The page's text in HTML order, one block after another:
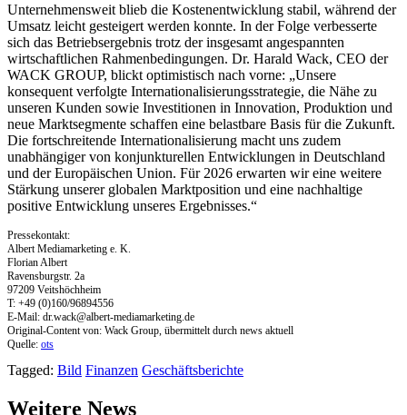
Unternehmensweit blieb die Kostenentwicklung stabil, während der
Umsatz leicht gesteigert werden konnte. In der Folge verbesserte
sich das Betriebsergebnis trotz der insgesamt angespannten
wirtschaftlichen Rahmenbedingungen. Dr. Harald Wack, CEO der
WACK GROUP, blickt optimistisch nach vorne: „Unsere
konsequent verfolgte Internationalisierungsstrategie, die Nähe zu
unseren Kunden sowie Investitionen in Innovation, Produktion und
neue Marktsegmente schaffen eine belastbare Basis für die Zukunft.
Die fortschreitende Internationalisierung macht uns zudem
unabhängiger von konjunkturellen Entwicklungen in Deutschland
und der Europäischen Union. Für 2026 erwarten wir eine weitere
Stärkung unserer globalen Marktposition und eine nachhaltige
positive Entwicklung unseres Ergebnisses.“
Pressekontakt:
Albert Mediamarketing e. K.
Florian Albert
Ravensburgstr. 2a
97209 Veitshöchheim
T: +49 (0)160/96894556
E-Mail: dr.wack@albert-mediamarketing.de
Original-Content von: Wack Group, übermittelt durch news aktuell
Quelle: ots
Tagged: Bild Finanzen Geschäftsberichte
Weitere News